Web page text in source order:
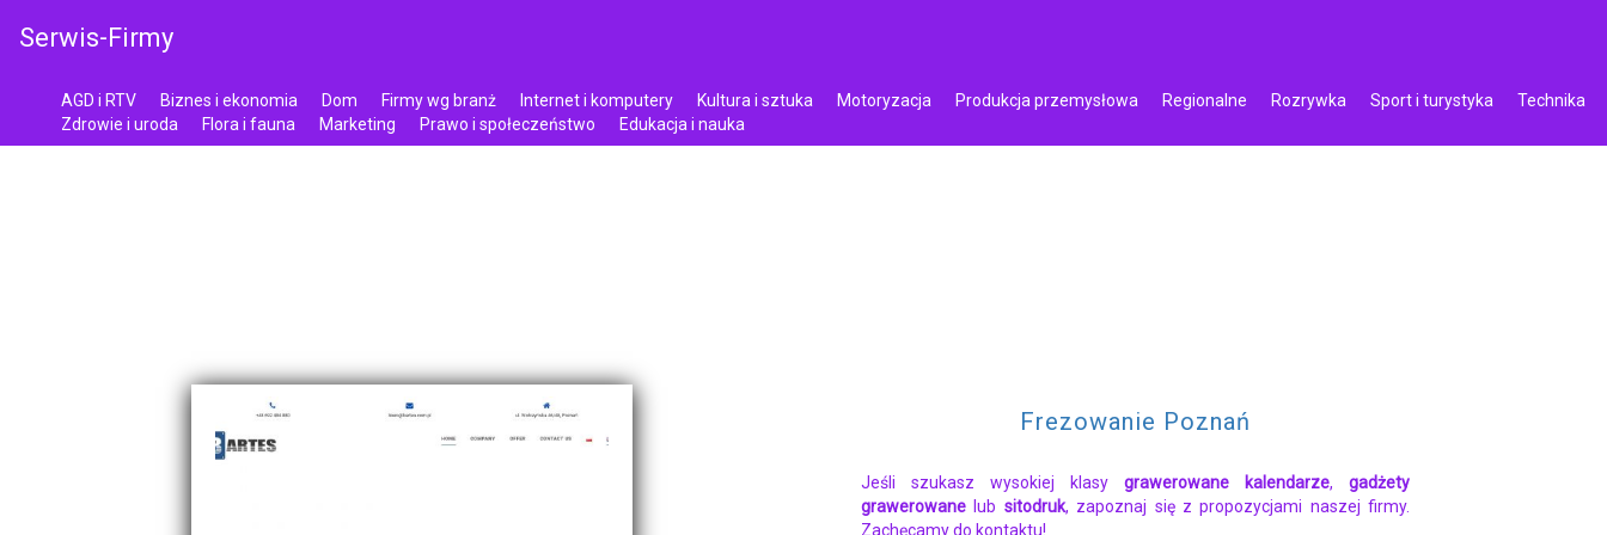
Serwis-Firmy
AGD i RTV Biznes i ekonomia Dom Firmy wg branż Internet i komputery Kultura i sztuka Motoryzacja Produkcja przemysłowa Regionalne Rozrywka Sport i turystyka
Technika
Zdrowie i uroda
Flora i fauna Marketing Prawo i społeczeństwo Edukacja i nauka
Frezowanie Poznań
Jeśli szukasz wysokiej klasygrawerowane kalendarze,gadżety
grawerowanelub sitodruk, zapoznaj się z propozycjami naszej firmy.
Zachęcamy do kontaktu!